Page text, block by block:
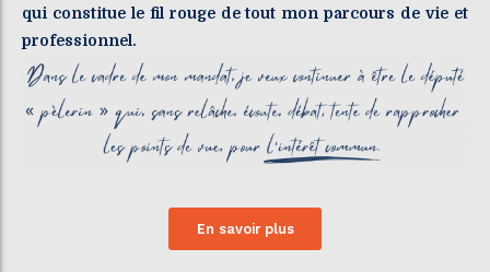
qui constitue le fil rouge de tout mon parcours de vie et
professionnel.
En savoir plus